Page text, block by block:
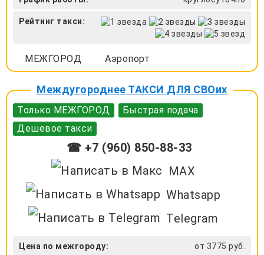
Рейтинг такси:
МЕЖГОРОД Аэропорт
Междугороднее ТАКСИ ДЛЯ СВОих
Только МЕЖГОРОД
Быстрая подача
Дешевое такси
☎ +7 (960) 850-88-33
MAX
Whatsapp
Telegram
Цена по межгороду: от 3775 руб.